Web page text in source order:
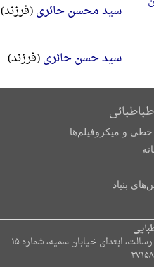
سید محسن حائری(فرزند)
سید حسن حائری(فرزند)
و میکروفیلم‌ها
بنیاد
ابتدای خیابان سمیه، شماره ۱۵.